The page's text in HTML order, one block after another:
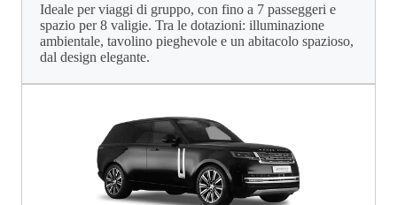
Ideale per viaggi di gruppo, con fino a 7 passeggeri e
spazio per 8 valigie. Tra le dotazioni: illuminazione
ambientale, tavolino pieghevole e un abitacolo spazioso,
dal design elegante.